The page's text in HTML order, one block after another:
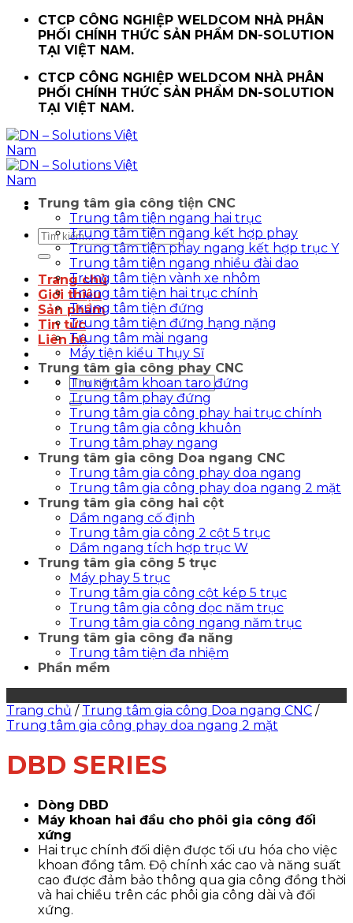
ChuyểnCTCP CÔNG NGHIỆP WELDCOM NHÀ PHÂN
PHỐI CHÍNH THỨC SẢN PHẨM DN-SOLUTION
TẠI VIỆT NAM.
CTCP CÔNG NGHIỆP WELDCOM NHÀ PHÂN
PHỐI CHÍNH THỨC SẢN PHẨM DN-SOLUTION
TẠI VIỆT NAM.
Tìm
kiếm:
Trang chủ
Giới thiệu
Sản phẩm
Tin tức
Liên hệ
Tìm
kiếm:
Trung tâm gia công tiện CNC
Trung tâm tiện ngang hai trục
Trung tâm tiện ngang kết hợp phay
Trung tâm tiện phay ngang kết hợp trục Y
Trung tâm tiện ngang nhiều đài dao
Trung tâm tiện vành xe nhôm
Trung tâm tiện hai trục chính
Trung tâm tiện đứng
Trung tâm tiện đứng hạng nặng
Trung tâm mài ngang
Máy tiện kiểu Thụy Sĩ
Trung tâm gia công phay CNC
Trung tâm khoan taro đứng
Trung tâm phay đứng
Trung tâm gia công phay hai trục chính
Trung tâm gia công khuôn
Trung tâm phay ngang
Trung tâm gia công Doa ngang CNC
Trung tâm gia công phay doa ngang
Trung tâm gia công phay doa ngang 2 mặt
Trung tâm gia công hai cột
Dầm ngang cố định
Trung tâm gia công 2 cột 5 trục
Dầm ngang tích hợp trục W
Trung tâm gia công 5 trục
Máy phay 5 trục
Trung tâm gia công cột kép 5 trục
Trung tâm gia công dọc năm trục
Trung tâm gia công ngang năm trục
Trung tâm gia công đa năng
Trung tâm tiện đa nhiệm
Phần mềm
Trang chủ / Trung tâm gia công Doa ngang CNC /
Trung tâm gia công phay doa ngang 2 mặt
DBD SERIES
Dòng DBD
Máy khoan hai đầu cho phôi gia công đối
xứng
Hai trục chính đối diện được tối ưu hóa cho việc
khoan đồng tâm. Độ chính xác cao và năng suất
cao được đảm bảo thông qua gia công đồng thời
và hai chiều trên các phôi gia công dài và đối
xứng.